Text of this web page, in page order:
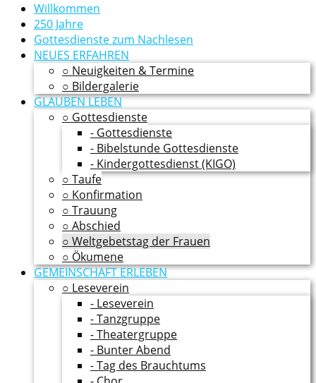
Willkommen
250 Jahre
Gottesdienste zum Nachlesen
NEUES ERFAHREN
○ Neuigkeiten & Termine
○ Bildergalerie
GLAUBEN LEBEN
○ Gottesdienste
- Gottesdienste
- Bibelstunde Gottesdienste
- Kindergottesdienst (KIGO)
○ Taufe
○ Konfirmation
○ Trauung
○ Abschied
○ Weltgebetstag der Frauen
○ Ökumene
GEMEINSCHAFT ERLEBEN
○ Leseverein
- Leseverein
- Tanzgruppe
- Theatergruppe
- Bunter Abend
- Tag des Brauchtums